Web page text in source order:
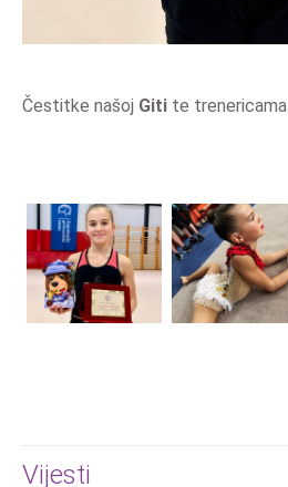
Čestitke našoj Giti te trenericama
Vijesti